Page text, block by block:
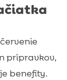
prípravkov,
benefity.